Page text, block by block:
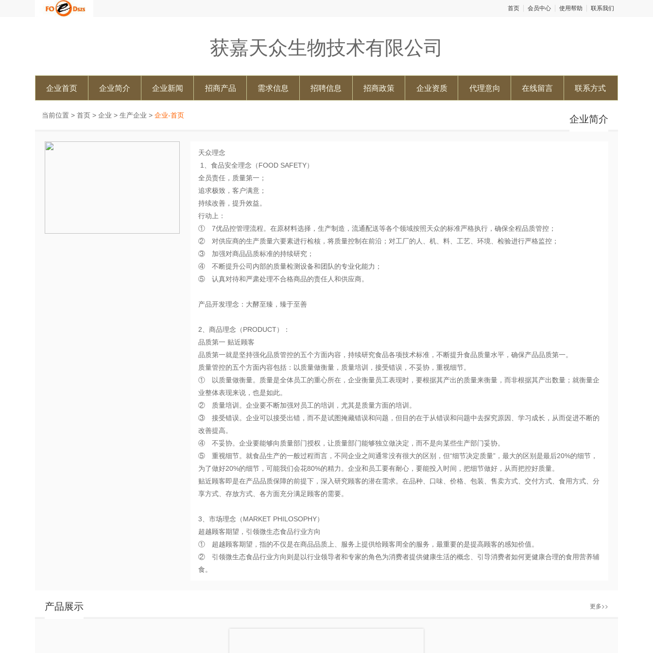
首页 会员中心 使用帮助 联系我们
获嘉天众生物技术有限公司
企业首页 企业简介 企业新闻 招商产品 需求信息 招聘信息 招商政策 企业资质 代理意向 在线留言 联系方式
当前位置 > 首页 > 企业 > 生产企业 > 企业-首页 企业简介
天众理念
1、食品安全理念（FOOD SAFETY）
全员责任，质量第一；
追求极致，客户满意；
持续改善，提升效益。
行动上：
① 7优品控管理流程。在原材料选择，生产制造，流通配送等各个领域按照天众的标准严格执行，确保全程品质管控；
② 对供应商的生产质量六要素进行检核，将质量控制在前沿；对工厂的人、机、料、工艺、环境、检验进行严格监控；
③ 加强对商品品质标准的持续研究；
④ 不断提升公司内部的质量检测设备和团队的专业化能力；
⑤ 认真对待和严肃处理不合格商品的责任人和供应商。
产品开发理念：大酵至臻，臻于至善
2、商品理念（PRODUCT）：
品质第一 贴近顾客
品质第一就是坚持强化品质管控的五个方面内容，持续研究食品各项技术标准，不断提升食品质量水平，确保产品品质第一。
质量管控的五个方面内容包括：以质量做衡量，质量培训，接受错误，不妥协，重视细节。
① 以质量做衡量。质量是全体员工的重心所在，企业衡量员工表现时，要根据其产出的质量来衡量，而非根据其产出数量；就衡量企
业整体表现来说，也是如此。
② 质量培训。企业要不断加强对员工的培训，尤其是质量方面的培训。
③ 接受错误。企业可以接受出错，而不是试图掩藏错误和问题，但目的在于从错误和问题中去探究原因、学习成长，从而促进不断的
改善提高。
④ 不妥协。企业要能够向质量部门授权，让质量部门能够独立做决定，而不是向某些生产部门妥协。
⑤ 重视细节。就食品生产的一般过程而言，不同企业之间通常没有很大的区别，但“细节决定质量”，最大的区别是最后20%的细节，
为了做好20%的细节，可能我们会花80%的精力。企业和员工要有耐心，要能投入时间，把细节做好，从而把控好质量。
贴近顾客即是在产品品质保障的前提下，深入研究顾客的潜在需求。在品种、口味、价格、包装、售卖方式、交付方式、食用方式、分
享方式、存放方式、各方面充分满足顾客的需要。
3、市场理念（MARKET PHILOSOPHY）
超越顾客期望，引领微生态食品行业方向
① 超越顾客期望，指的不仅是在商品品质上、服务上提供给顾客周全的服务，最重要的是提高顾客的感知价值。
② 引领微生态食品行业方向则是以行业领导者和专家的角色为消费者提供健康生活的概念、引导消费者如何更健康合理的食用营养辅
食。
产品展示 更多>>